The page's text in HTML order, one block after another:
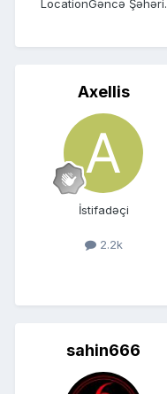
LocationGəncə Şəhəri.
Axellis
İstifadəçi
2.2k
sahin666